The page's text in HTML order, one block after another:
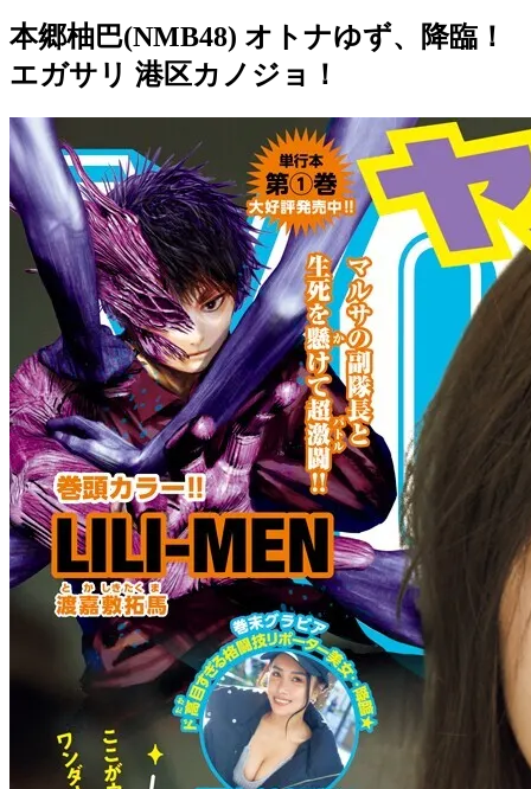
本郷柚巴(NMB48) オトナゆず、降臨！
エガサリ 港区カノジョ！